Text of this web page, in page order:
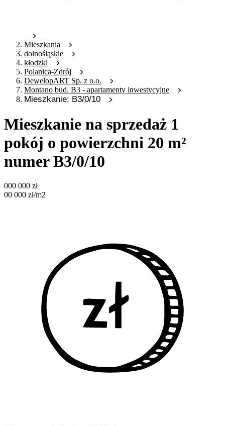
Mieszkania
dolnośląskie
kłodzki
Polanica-Zdrój
DewelopART Sp. z o.o.
Montano bud. B3 - apartamenty inwestycyjne
Mieszkanie: B3/0/10
Mieszkanie na sprzedaż 1
pokój o powierzchni 20 m²
numer B3/0/10
000 000 zł
00 000 zł/m2